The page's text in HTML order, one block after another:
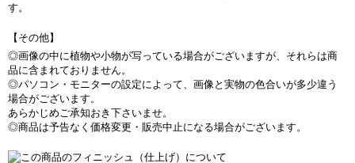
す。
【その他】
◎画像の中に植物や小物が写っている場合がございますが、それらは商
品に含まれておりません。
◎パソコン・モニターの設定によって、画像と実物の色合いが多少違う
場合がございます。
あらかじめご承知おき下さいませ。
◎商品は予告なく価格変更・販売中止になる場合がございます。